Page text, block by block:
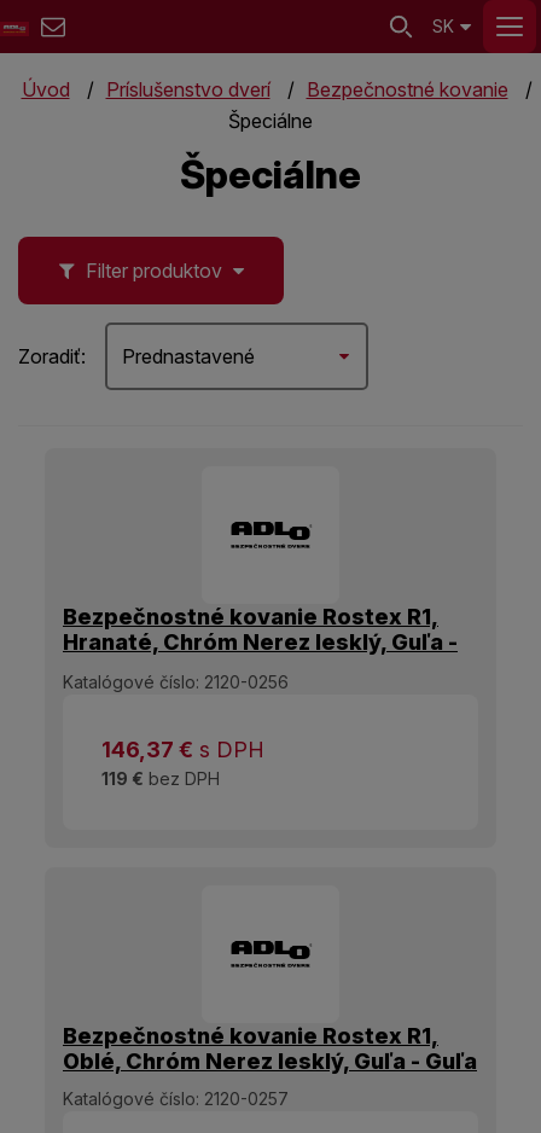
SK
Úvod Príslušenstvo dverí
Bezpečnostné kovanie
Špeciálne
Špeciálne
Filter produktov
Zoradiť: Prednastavené
Bezpečnostné kovanie Rostex R1,
Hranaté, Chróm Nerez lesklý, Guľa -
Katalógové číslo: 2120-0256
146,37 € s DPH
119 € bez DPH
Bezpečnostné kovanie Rostex R1,
Oblé, Chróm Nerez lesklý, Guľa - Guľa
Katalógové číslo: 2120-0257